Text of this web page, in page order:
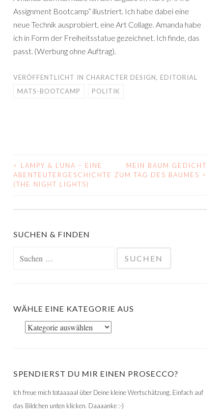
Assignment Bootcamp“ illustriert. Ich habe dabei eine
neue Technik ausprobiert, eine Art Collage. Amanda habe
ich in Form der Freiheitsstatue gezeichnet. Ich finde, das
passt. (Werbung ohne Auftrag).
VERÖFFENTLICHT IN CHARACTER DESIGN, EDITORIAL
MATS-BOOTCAMP
POLITIK
BEITRAGS-
NAVIGATION
<
LAMPY & LUNA – EINE
ABENTEUTERGESCHICHTE
(THE NIGHT LIGHTS)
MEIN BAUM GEDICHT
ZUM TAG DES BAUMES >
SUCHEN & FINDEN
WÄHLE EINE KATEGORIE AUS
Wähle
SPENDIERST DU MIR EINEN PROSECCO?
Ich freue mich totaaaaal über Deine kleine Wertschätzung. Einfach auf
das Bildchen unten klicken. Daaaanke :-)